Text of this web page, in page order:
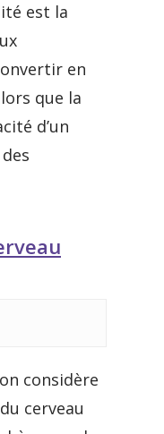
est la
en
que la
d’un
considère
cerveau